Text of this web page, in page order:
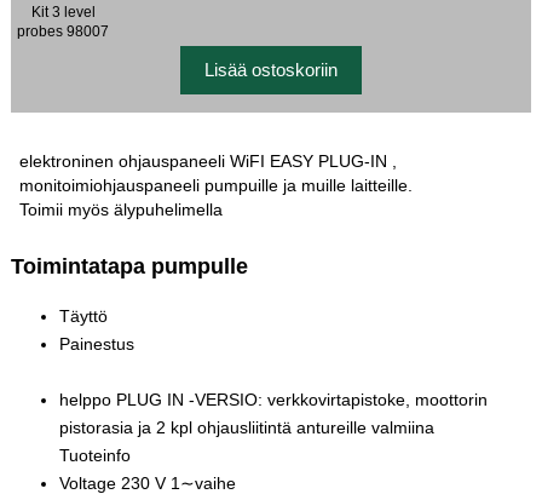
Kit 3 level
probes 98007
elektroninen ohjauspaneeli WiFI EASY PLUG-IN ,
monitoimiohjauspaneeli pumpuille ja muille laitteille.
Toimii myös älypuhelimella
Toimintatapa pumpulle
Täyttö
Painestus
helppo PLUG IN -VERSIO: verkkovirtapistoke, moottorin
pistorasia ja 2 kpl ohjausliitintä antureille valmiina
Tuoteinfo
Voltage 230 V 1∼vaihe